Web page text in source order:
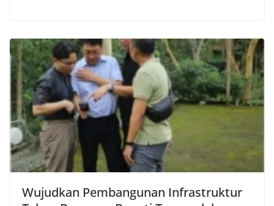
Wujudkan Pembangunan Infrastruktur